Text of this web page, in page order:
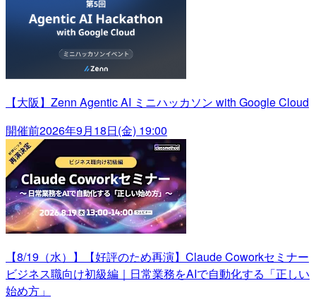
【大阪】Zenn Agentic AI ミニハッカソン with Google Cloud
開催前2026年9月18日(金) 19:00
【8/19（水）】【好評のため再演】Claude Coworkセミナー
ビジネス職向け初級編｜日常業務をAIで自動化する「正しい
始め方」